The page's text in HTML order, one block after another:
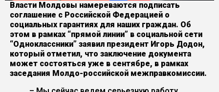
Власти Молдовы намереваются подписать
соглашение с Российской Федерацией о
социальных гарантиях для наших граждан. Об
этом в рамках “прямой линии” в социальной сети
“Одноклассники” заявил президент Игорь Додон,
который отметил, что заключение документа
может состояться уже в сентябре, в рамках
заседания Молдо-российской межправкомиссии.